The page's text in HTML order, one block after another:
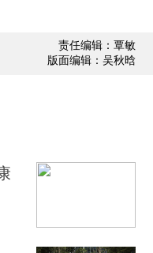
责任编辑：覃敏
版面编辑：吴秋晗